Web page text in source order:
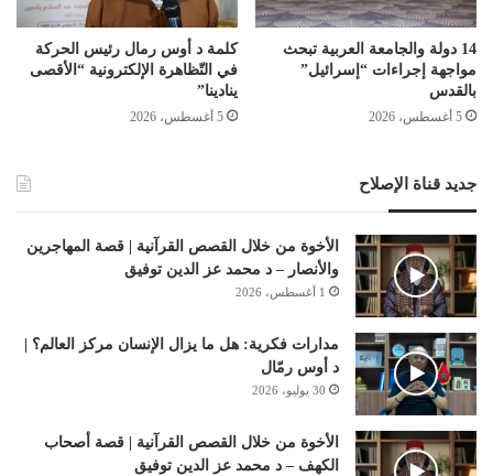
14 دولة والجامعة العربية تبحث
مواجهة إجراءات “إسرائيل”
بالقدس
5 أغسطس، 2026
كلمة د أوس رمال رئيس الحركة
في التّظاهرة الإلكترونية “الأقصى
ينادينا”
5 أغسطس، 2026
جديد قناة الإصلاح
الأخوة من خلال القصص القرآنية | قصة المهاجرين
والأنصار – د محمد عز الدين توفيق
1 أغسطس، 2026
مدارات فكرية: هل ما يزال الإنسان مركز العالم؟ |
د أوس رمّال
30 يوليو، 2026
الأخوة من خلال القصص القرآنية | قصة أصحاب
الكهف – د محمد عز الدين توفيق